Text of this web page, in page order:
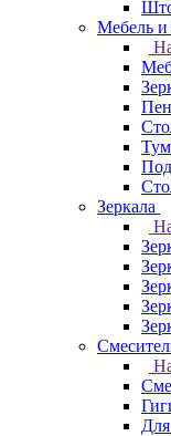
Мебель и
Зеркала